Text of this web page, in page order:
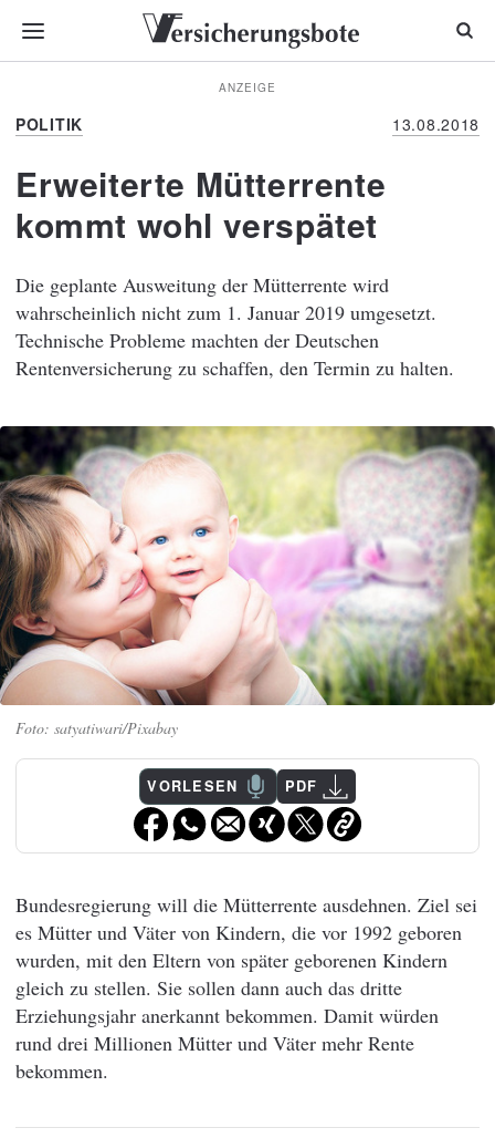
ANZEIGE
POLITIK 13.08.2018
Erweiterte Mütterrente
kommt wohl verspätet
Die geplante Ausweitung der Mütterrente wird
wahrscheinlich nicht zum 1. Januar 2019 umgesetzt.
Technische Probleme machten der Deutschen
Rentenversicherung zu schaffen, den Termin zu halten.
satyatiwari/Pixabay
VORLESEN PDF
Bundesregierung will die Mütterrente ausdehnen. Ziel sei
es Mütter und Väter von Kindern, die vor 1992 geboren
wurden, mit den Eltern von später geborenen Kindern
gleich zu stellen. Sie sollen dann auch das dritte
Erziehungsjahr anerkannt bekommen. Damit würden
rund drei Millionen Mütter und Väter mehr Rente
bekommen.